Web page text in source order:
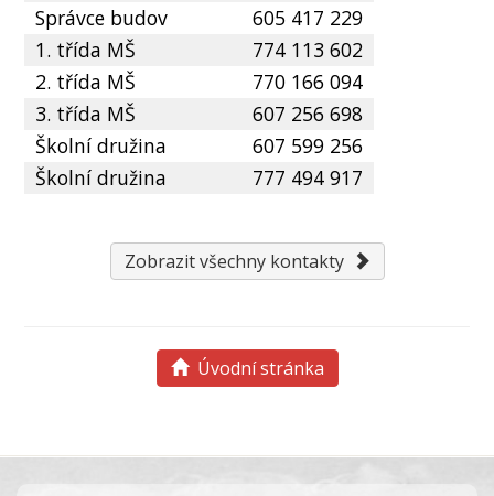
Správce budov
605 417 229
1. třída MŠ
774 113 602
2. třída MŠ
770 166 094
3. třída MŠ
607 256 698
Školní družina
607 599 256
Školní družina
777 494 917
Zobrazit všechny kontakty
Úvodní stránka